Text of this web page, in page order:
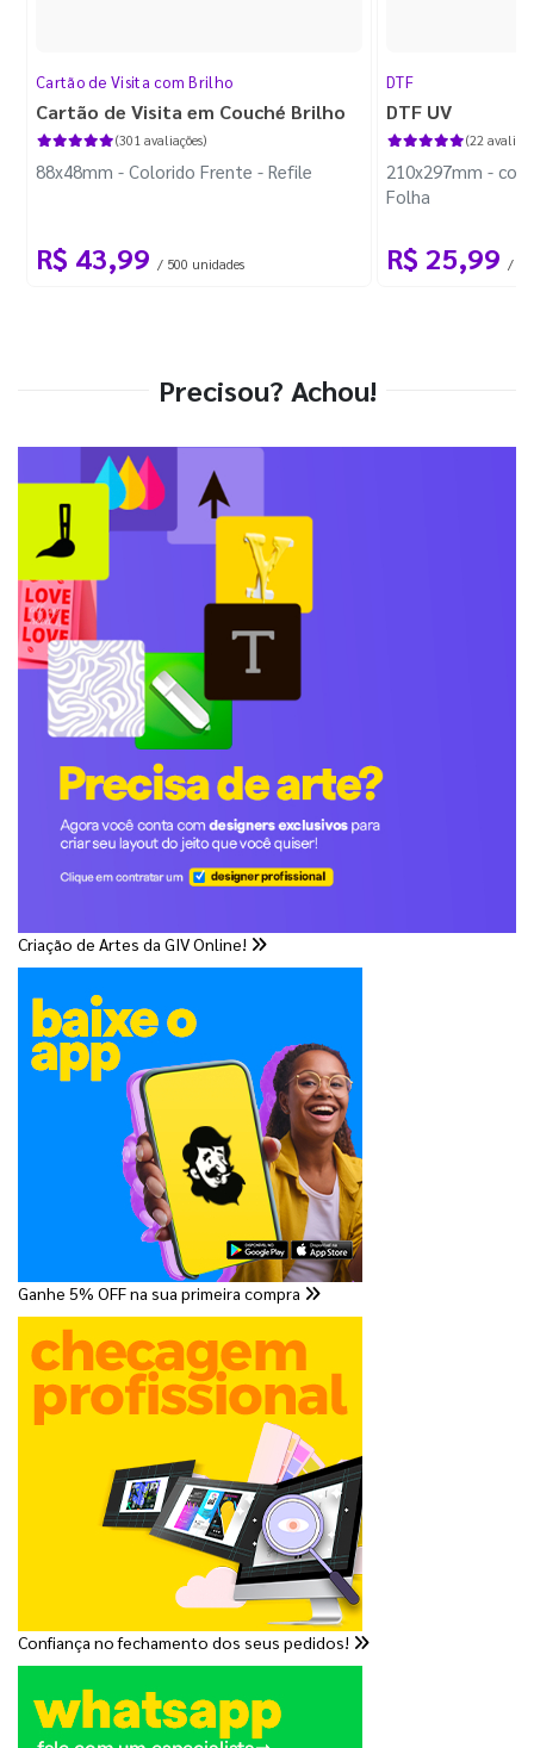
Cartão de Visita com Brilho
Cartão de Visita em Couché Brilho
(301 avaliações)
88x48mm - Colorido Frente - Refile
R$ 43,99 / 500 unidades
DTF
DTF UV
(22
210x297mm -
Folha
R$ 25,99 / 1
Precisou? Achou!
Criação de Artes da GIV Online!
Ganhe 5% OFF na sua primeira compra
Confiança no fechamento dos seus pedidos!